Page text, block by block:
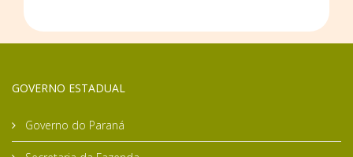
GOVERNO ESTADUAL
Governo do Paraná